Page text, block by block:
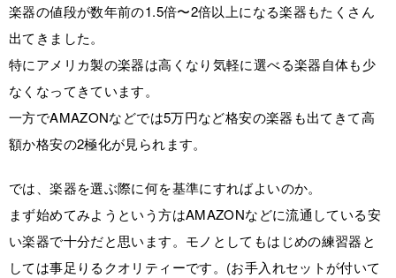
楽器の値段が数年前の1.5倍〜2倍以上になる楽器もたくさん
出てきました。
特にアメリカ製の楽器は高くなり気軽に選べる楽器自体も少
なくなってきています。
一方でAMAZONなどでは5万円など格安の楽器も出てきて高
額か格安の2極化が見られます。
では、楽器を選ぶ際に何を基準にすればよいのか。
まず始めてみようという方はAMAZONなどに流通している安
い楽器で十分だと思います。モノとしてもはじめの練習器と
しては事足りるクオリティーです。(お手入れセットが付いて